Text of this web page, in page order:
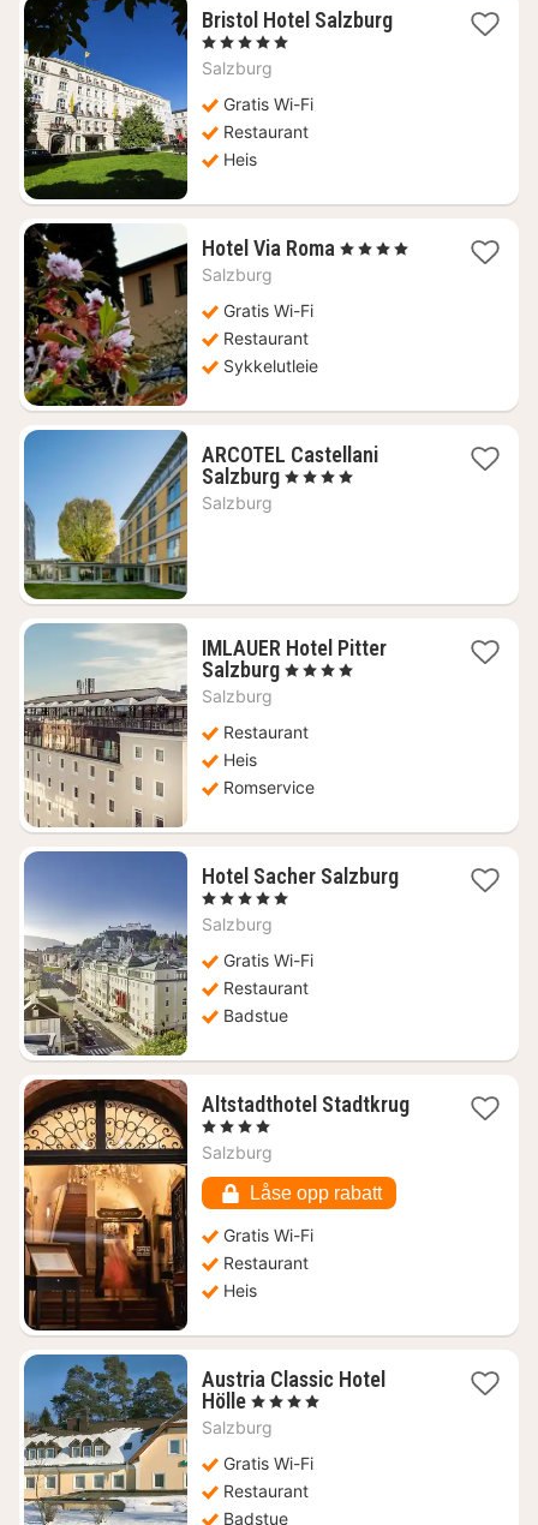
Bristol Hotel Salzburg1
, 5 Stjerner
Salzburg
Gratis Wi-Fi
Restaurant
Heis
Hotel Via Roma 1
, 4 Stjerner
Salzburg
Gratis Wi-Fi
Restaurant
Sykkelutleie
ARCOTEL Castellani
Salzburg1
, 4 Stjerner
Salzburg
IMLAUER Hotel Pitter
Salzburg1
3006
, 4 Stjerner
Salzburg
Restaurant
Heis
Romservice
Hotel Sacher Salzburg1
, 5 Stjerner
Salzburg
Gratis Wi-Fi
Restaurant
Badstue
Altstadthotel Stadtkrug1
, 4 Stjerner
Salzburg
Låse opp rabatt
Gratis Wi-Fi
Restaurant
Heis
Austria Classic Hotel
Hölle1
natt
fra
1768
kr.
, 4 Stjerner
Salzburg
Gratis Wi-Fi
Restaurant
Badstue